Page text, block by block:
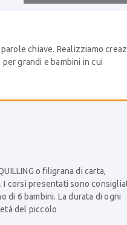
chiave. Realizziamo
grandi e bambini in cui
o filigrana di carta,
I corsi presentati sono
di 6 bambini. La durata di ogni
del piccolo